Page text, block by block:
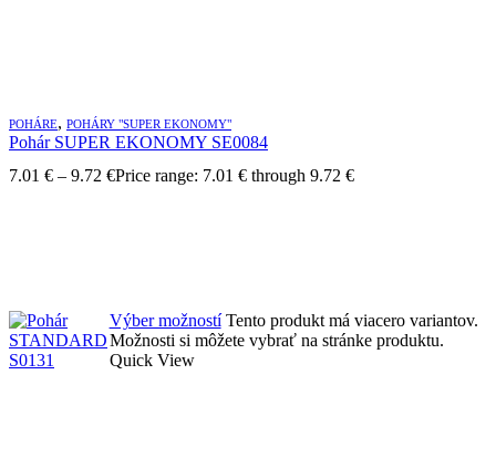
POHÁRE, POHÁRY "SUPER EKONOMY"
Pohár SUPER EKONOMY SE0084
7.01 € – 9.72 €Price range: 7.01 € through 9.72 €
Výber možností Tento produkt má viacero variantov.
Možnosti si môžete vybrať na stránke produktu.
Quick View